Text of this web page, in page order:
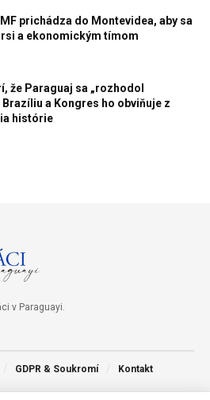
prichádza do Montevidea, aby sa
a ekonomickým tímom
že Paraguaj sa „rozhodol
Brazíliu a Kongres ho obviňuje z
histórie
v Paraguayi.
GDPR & Soukromí Kontakt